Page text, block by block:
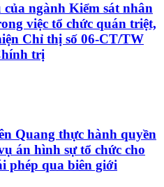
ngành Kiểm sát nhân
việc tổ chức quán triệt,
Chỉ thị số 06-CT/TW
trị
Quang thực hành quyền
án hình sự tổ chức cho
phép qua biên giới